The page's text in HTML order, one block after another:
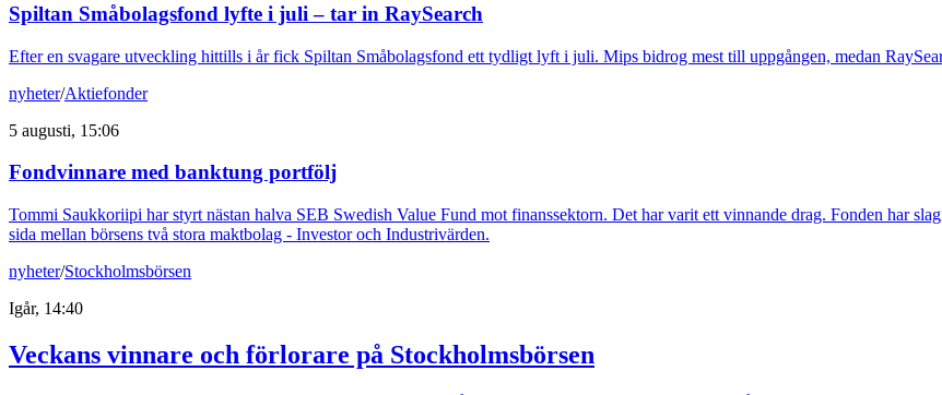
Spiltan Småbolagsfond lyfte i juli – tar in RaySearch
Efter en svagare utveckling hittills i år fick Spiltan Småbolagsfond ett tydligt lyft i juli. Mips bidrog mest till uppgången, medan
nyheter/Aktiefonder
5 augusti, 15:06
Fondvinnare med banktung portfölj
Tommi Saukkoriipi har styrt nästan halva SEB Swedish Value Fund mot finanssektorn. Det har varit ett vinnande drag. Fonden har
sida mellan börsens två stora maktbolag - Investor och Industrivärden.
nyheter/Stockholmsbörsen
Igår, 14:40
Veckans vinnare och förlorare på Stockholmsbörsen